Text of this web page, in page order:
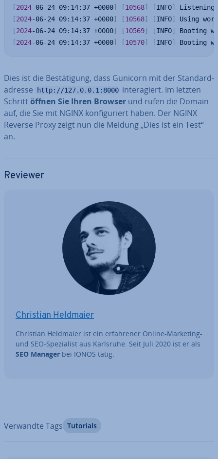
[2024-06-24 09:14:37 +0000] [10568] [INFO]
[2024-06-24 09:14:37 +0000] [10568] [INFO]
Using
[2024-06-24 09:14:37 +0000] [10569] [INFO]
Booting
[2024-06-24 09:14:37 +0000] [10570] [INFO] Booting
Dies ist die Be­stä­ti­gung, dass Gunicorn mit der Stan­dard­
adres­se
http://127.0.0.1:8000 in­ter­agiert. Im letzten
Schrittöffnen Sie Ihren Browser und rufen die Domain
auf, die Sie mit NGINX kon­fi­gu­riert haben. Der NGINX
Reverse Proxy zeigt nun die Meldung „Dies ist ein Test“
an.
Reviewer
Christian Heldmaier
Christian Heldmaier ist ein er­fah­re­ner Online-Marketing-
und SEO-Spe­zia­list aus Karlsruhe. Seit Juli 2020 ist er als
SEO Manager bei IONOS tätig.
Verwandte Tags Tutorials